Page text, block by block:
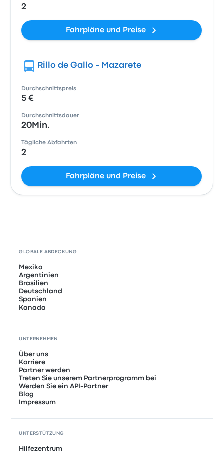
2
Fahrpläne und Preise
Rillo de Gallo - Mazarete
Durchschnittspreis
5 €
Durchschnittsdauer
20Min.
Tägliche Abfahrten
2
Fahrpläne und Preise
GLOBALE ABDECKUNG
Mexiko
Argentinien
Brasilien
Deutschland
Spanien
Kanada
UNTERNEHMEN
Über uns
Karriere
Partner werden
Treten Sie unserem Partnerprogramm bei
Werden Sie ein API-Partner
Blog
Impressum
UNTERSTÜTZUNG
Hilfezentrum